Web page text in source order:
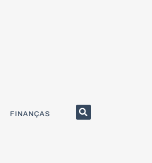
FINANÇAS